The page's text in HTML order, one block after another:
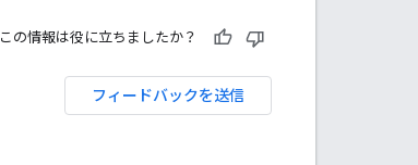
この情報は役に立ちましたか？
フィードバックを送信